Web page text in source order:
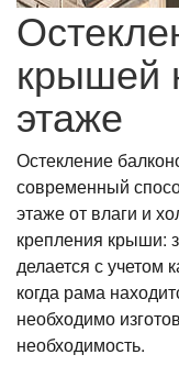
крышей
этаже
Остекление
современный
этаже от влаги и
крепления крыши:
делается с учетом
когда рама
необходимо
необходимость.